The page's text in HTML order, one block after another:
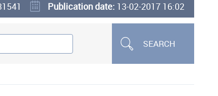
Publication date: 13-02-2017 16:02
SEARCH